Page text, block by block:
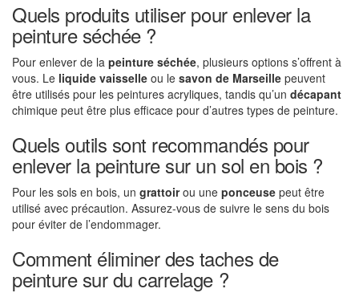
Quels produits utiliser pour enlever la
peinture séchée ?
Pour enlever de la peinture séchée, plusieurs options s’offrent à
vous. Le liquide vaisselle ou le savon de Marseille peuvent
être utilisés pour les peintures acryliques, tandis qu’un décapant
chimique peut être plus efficace pour d’autres types de peinture.
Quels outils sont recommandés pour
enlever la peinture sur un sol en bois ?
Pour les sols en bois, un grattoirou une ponceuse peut être
utilisé avec précaution. Assurez-vous de suivre le sens du bois
pour éviter de l’endommager.
Comment éliminer des taches de
peinture sur du carrelage ?